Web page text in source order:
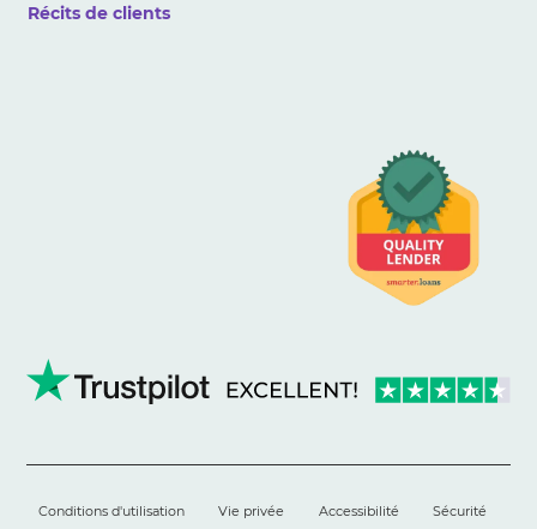
Récits de clients
Conditions d'utilisation Vie privée Accessibilité Sécurité